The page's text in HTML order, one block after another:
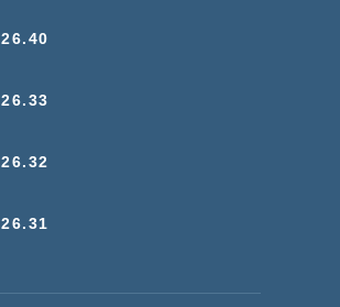
26.40
26.33
26.32
26.31